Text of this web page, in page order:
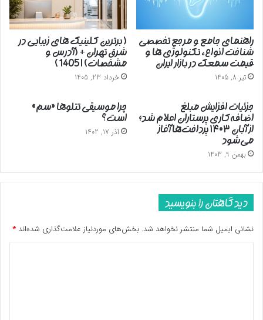
راهنمای جامع و مرجع تخصصی
شناخت انواع، تکنولوژی ها و
قیمت سمعک در بازار ایران
تیر 8, 1405
( برترین کلینیک های زیبایی در
شرق تهران + (آدرس و
مشخصات) | 1405 )
خرداد 23, 1405
جزئیات افزایش مبلغ
اضافه‌کاری پرستاران اعلام شد؛
از آبان ۱۴۰۳ پرداخت‌ها آغاز
می‌شود
بهمن 9, 1403
چرا موسیقی تتلوها «سم»
است؟
آذر 17, 1402
دیدگاهتان را بنویسید
نشانی ایمیل شما منتشر نخواهد شد. بخش‌های موردنیاز علامت‌گذاری شده‌اند *